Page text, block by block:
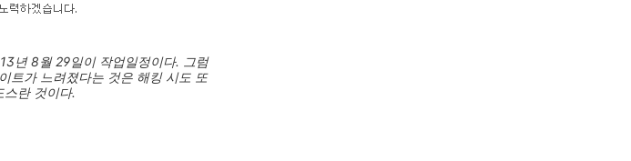
년 8월 29일이 작업일정이다. 그럼
트가 느려졌다는 것은 해킹 시도 또
스란 것이다.